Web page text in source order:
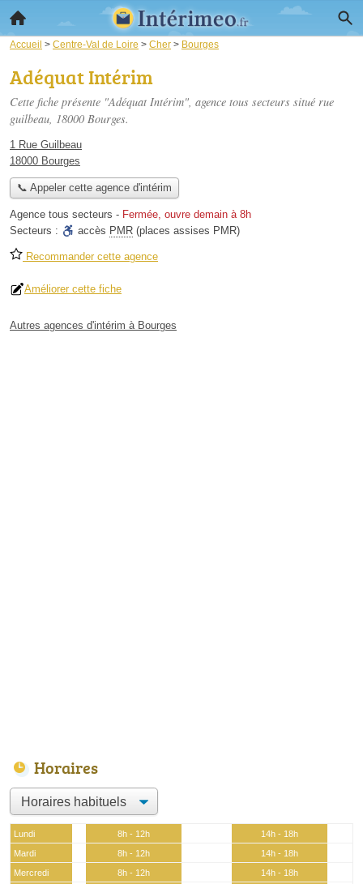
Accueil > Centre-Val de Loire > Cher > Bourges
Adéquat Intérim
Cette fiche présente "Adéquat Intérim", agence tous secteurs situé rue
guilbeau, 18000 Bourges.
1 Rue Guilbeau
18000 Bourges
📞 Appeler cette agence d'intérim
Agence tous secteurs - Fermée, ouvre demain à 8h
Secteurs :
accès PMR (places assises PMR)
Recommander cette agence
Améliorer cette fiche
Autres agences d'intérim à Bourges
Horaires
Lundi 8h - 12h
14h - 18h
Mardi
8h - 12h
14h - 18h
Mercredi
8h - 12h
14h - 18h